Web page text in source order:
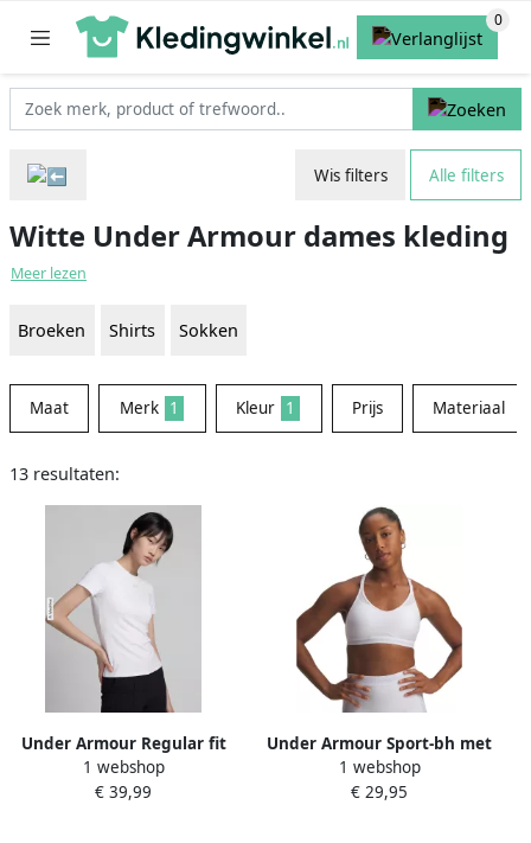
Wis filters Alle filters
Witte Under Armour dames kleding
Meer lezen
Broeken Shirts Sokken
Maat Merk 1 Kleur 1 Prijs Materiaal
13 resultaten:
Under Armour Regular fit
sport-t-shirt met logoprint
1 webshop
€ 39,99
Under Armour Sport-bh met
labelopschrift model 'UA
Crossback Low Bra'
1 webshop
€ 29,95